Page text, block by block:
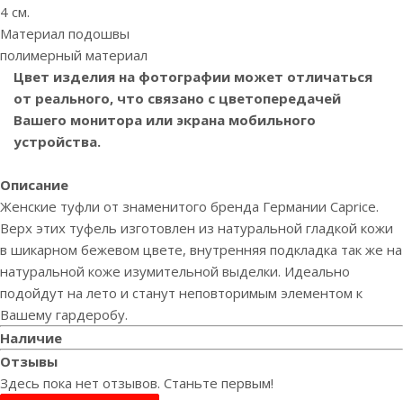
4 см.
Материал подошвы
полимерный материал
Цвет изделия на фотографии может отличаться
от реального, что связано с цветопередачей
Вашего монитора или экрана мобильного
устройства.
Описание
Женские туфли от знаменитого бренда Германии Caprice.
Верх этих туфель изготовлен из натуральной гладкой кожи
в шикарном бежевом цвете, внутренняя подкладка так же на
натуральной коже изумительной выделки. Идеально
подойдут на лето и станут неповторимым элементом к
Вашему гардеробу.
Наличие
Отзывы
Здесь пока нет отзывов. Станьте первым!